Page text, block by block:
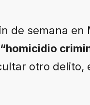
de semana en
otro delito,